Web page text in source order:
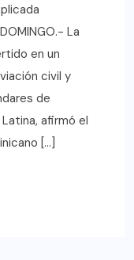
La
en un
civil y
de
afirmó el
[…]